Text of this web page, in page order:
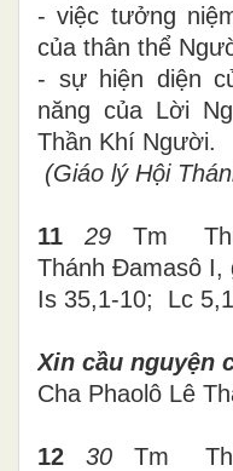
- việc tưởng
của thân thể
- sự hiện diện
năng của Lời
Thần Khí Người.
(Giáo lý Hội
11 29 Tm
Thánh Đamasô I,
Is 35,1-10; Lc
Xin cầu nguyện
Cha Phaolô Lê
12 30 Tm